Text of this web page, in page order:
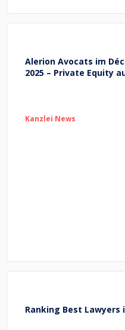
Alerion Avocats im
2025 – Private Equity
Kanzlei News
Ranking Best Lawyers